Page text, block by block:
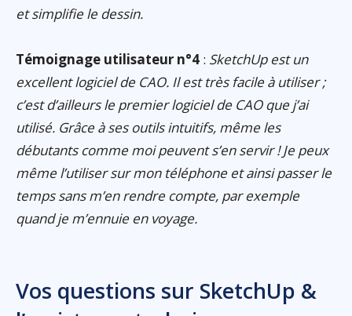
et simplifie le dessin.
Témoignage utilisateur n°4 : SketchUp est un
excellent logiciel de CAO. Il est très facile à utiliser ;
c’est d’ailleurs le premier logiciel de CAO que j’ai
utilisé. Grâce à ses outils intuitifs, même les
débutants comme moi peuvent s’en servir ! Je peux
même l’utiliser sur mon téléphone et ainsi passer le
temps sans m’en rendre compte, par exemple
quand je m’ennuie en voyage.
Vos questions sur SketchUp &